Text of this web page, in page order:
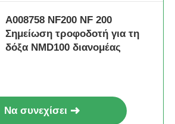
Α008758 NF200 NF 200
Σημείωση τροφοδοτή για τη
δόξα NMD100 διανομέας
Να συνεχίσει